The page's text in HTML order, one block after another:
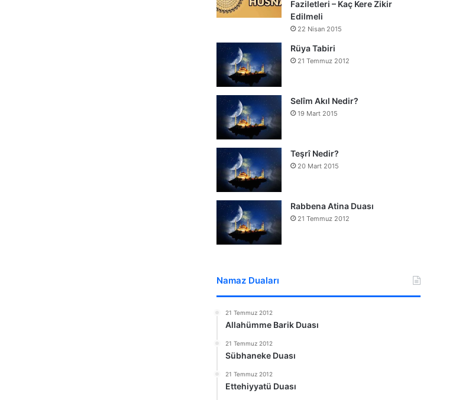
Faziletleri – Kaç Kere Zikir
Edilmeli
22 Nisan 2015
Rüya Tabiri
21 Temmuz 2012
Selîm Akıl Nedir?
19 Mart 2015
Teşrî Nedir?
20 Mart 2015
Rabbena Atina Duası
21 Temmuz 2012
Namaz Duaları
21 Temmuz 2012
Allahümme Barik Duası
21 Temmuz 2012
Sübhaneke Duası
21 Temmuz 2012
Ettehiyyatü Duası